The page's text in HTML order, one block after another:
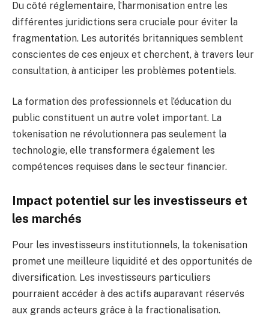
Du côté réglementaire, l’harmonisation entre les
différentes juridictions sera cruciale pour éviter la
fragmentation. Les autorités britanniques semblent
conscientes de ces enjeux et cherchent, à travers leur
consultation, à anticiper les problèmes potentiels.
La formation des professionnels et l’éducation du
public constituent un autre volet important. La
tokenisation ne révolutionnera pas seulement la
technologie, elle transformera également les
compétences requises dans le secteur financier.
Impact potentiel sur les investisseurs et
les marchés
Pour les investisseurs institutionnels, la tokenisation
promet une meilleure liquidité et des opportunités de
diversification. Les investisseurs particuliers
pourraient accéder à des actifs auparavant réservés
aux grands acteurs grâce à la fractionalisation.